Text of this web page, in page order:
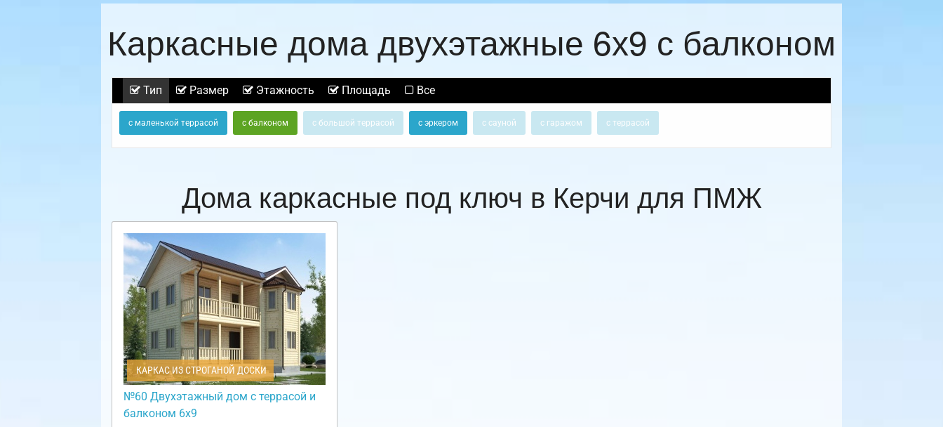
Каркасные дома двухэтажные 6х9 с балконом
Тип Размер Этажность Площадь Все
с маленькой террасой с балконом с большой террасой с эркером с сауной с гаражом с террасой
Дома каркасные под ключ в Керчи для ПМЖ
КАРКАС ИЗ СТРОГАНОЙ ДОСКИ
№60 Двухэтажный дом с террасой и
балконом 6х9